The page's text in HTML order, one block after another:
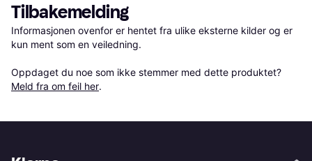
Tilbakemelding
Informasjonen ovenfor er hentet fra ulike eksterne kilder og er
kun ment som en veiledning.
Oppdaget du noe som ikke stemmer med dette produktet?
Meld fra om feil her.